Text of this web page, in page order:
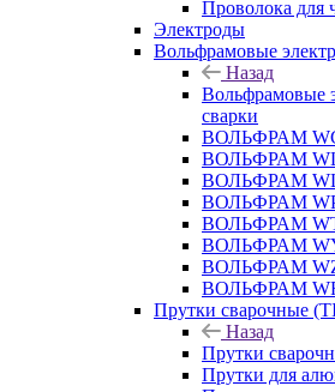
Проволока для
Электроды
Вольфрамовые
Назад
Вольфрамовые
сварки
ВОЛЬФРАМ
ВОЛЬФРАМ
ВОЛЬФРАМ
ВОЛЬФРАМ WP
ВОЛЬФРАМ
ВОЛЬФРАМ
ВОЛЬФРАМ
ВОЛЬФРАМ
Прутки сварочные
Назад
Прутки
Прутки для